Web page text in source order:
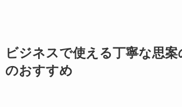
ビジネスで使える丁寧な思
のおすすめ